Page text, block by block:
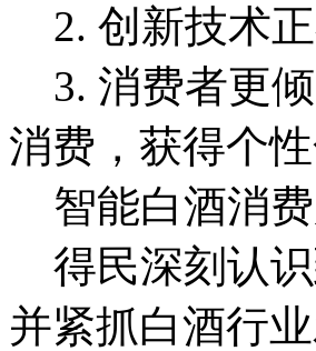
2. 创新技术
3. 消费者更
消费，获得个性
智能白酒消费
得民深刻认识
并紧抓白酒行